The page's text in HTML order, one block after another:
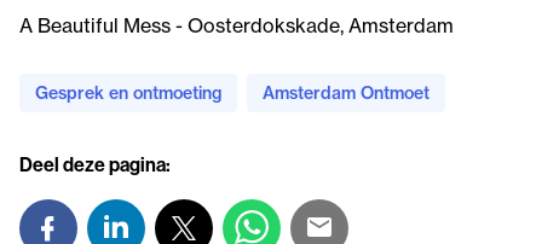
A Beautiful Mess - Oosterdokskade, Amsterdam
Gesprek en ontmoeting Amsterdam Ontmoet
Deel deze pagina: